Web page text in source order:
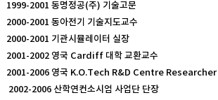
1999-2001 동명정공(주) 기술고문
2000-2001 동아전기 기술지도교수
2000-2001 기관시뮬레이터 실장
2001-2002 영국 Cardiff 대학 교환교수
2001-2006 영국 K.O.Tech R&D Centre Researcher
2002-2006 산학연컨소시엄 사업단 단장